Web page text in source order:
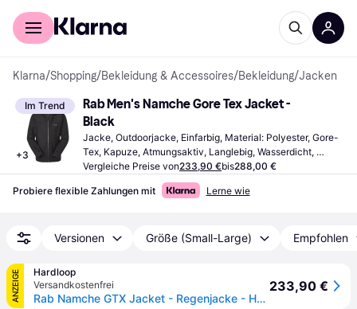
Für Shopper
Klarna/Shopping/Bekleidung & Accessoires/Bekleidung/Jacken
Im Trend
+3
Rab Men's Namche Gore Tex Jacket -
Black
Jacke, Outdoorjacke, Einfarbig, Material: Polyester, Gore-
Tex, Kapuze, Atmungsaktiv, Langlebig, Wasserdicht,
Taschen, Winddicht
Vergleiche Preise von233,90 €bis288,00 €
Probiere flexible Zahlungen mit Lerne wie
Versionen Größe (Small-Large) Empfohlen
ANZEIGE
Hardloop
Versandkostenfrei
Rab Namche GTX Jacket - Regenjacke - Herren Black XXL
233,90 €